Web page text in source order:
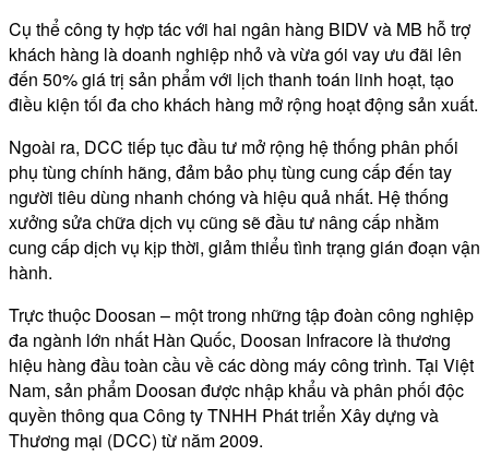
Cụ thể công ty hợp tác với hai ngân hàng BIDV và MB hỗ trợ
khách hàng là doanh nghiệp nhỏ và vừa gói vay ưu đãi lên
đến 50% giá trị sản phẩm với lịch thanh toán linh hoạt, tạo
điều kiện tối đa cho khách hàng mở rộng hoạt động sản xuất.
Ngoài ra, DCC tiếp tục đầu tư mở rộng hệ thống phân phối
phụ tùng chính hãng, đảm bảo phụ tùng cung cấp đến tay
người tiêu dùng nhanh chóng và hiệu quả nhất. Hệ thống
xưởng sửa chữa dịch vụ cũng sẽ đầu tư nâng cấp nhằm
cung cấp dịch vụ kịp thời, giảm thiểu tình trạng gián đoạn vận
hành.
Trực thuộc Doosan – một trong những tập đoàn công nghiệp
đa ngành lớn nhất Hàn Quốc, Doosan Infracore là thương
hiệu hàng đầu toàn cầu về các dòng máy công trình. Tại Việt
Nam, sản phẩm Doosan được nhập khẩu và phân phối độc
quyền thông qua Công ty TNHH Phát triển Xây dựng và
Thương mại (DCC) từ năm 2009.